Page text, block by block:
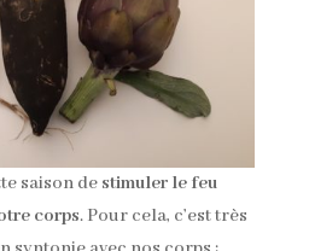
saison de stimuler le feu
corps. Pour cela, c’est très